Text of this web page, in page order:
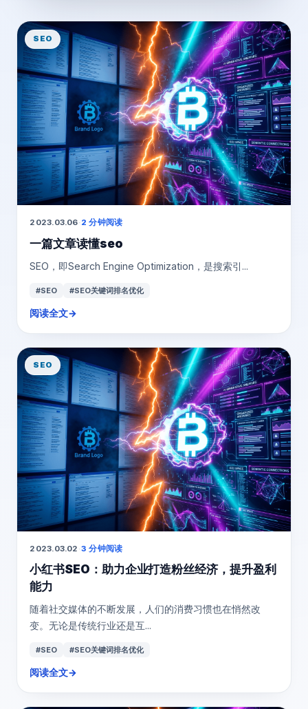
SEO
2023.03.06·2 分钟阅读
一篇文章读懂seo
SEO，即Search Engine Optimization，是搜索引...
#SEO #SEO关键词排名优化
阅读全文→
SEO
2023.03.02 ·3 分钟阅读
小红书SEO：助力企业打造粉丝经济，提升盈利
能力
随着社交媒体的不断发展，人们的消费习惯也在悄然改
变。无论是传统行业还是互...
#SEO #SEO关键词排名优化
阅读全文→